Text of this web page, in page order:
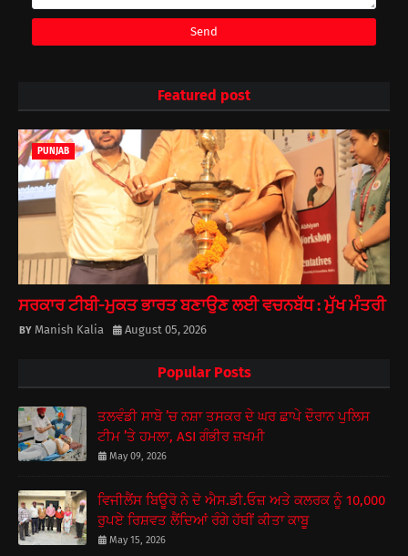
Featured post
PUNJAB
ਸਰਕਾਰ ਟੀਬੀ-ਮੁਕਤ ਭਾਰਤ ਬਣਾਉਣ ਲਈ ਵਚਨਬੱਧ : ਮੁੱਖ ਮੰਤਰੀ
Manish Kalia August 05, 2026
Popular Posts
ਤਲਵੰਡੀ ਸਾਬੋ ’ਚ ਨਸ਼ਾ ਤਸਕਰ ਦੇ ਘਰ ਛਾਪੇ ਦੌਰਾਨ ਪੁਲਿਸ
ਟੀਮ ’ਤੇ ਹਮਲਾ, ASI ਗੰਭੀਰ ਜ਼ਖਮੀ
May 09, 2026
ਵਿਜੀਲੈਂਸ ਬਿਊਰੋ ਨੇ ਦੋ ਐਸ.ਡੀ.ਓਜ਼ ਅਤੇ ਕਲਰਕ ਨੂੰ 10,000
ਰੁਪਏ ਰਿਸ਼ਵਤ ਲੈਂਦਿਆਂ ਰੰਗੇ ਹੱਥੀਂ ਕੀਤਾ ਕਾਬੂ
May 15, 2026